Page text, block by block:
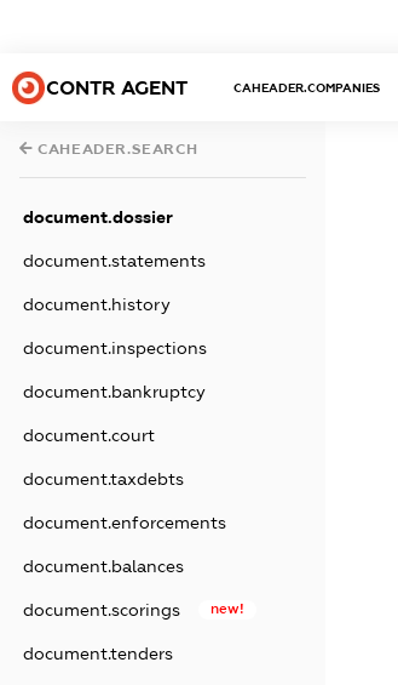
CONTR AGENT CAHEADER.COMPANIES
CAHEADER.SEARCH
document.dossier
document.statements
document.history
document.inspections
document.bankruptcy
document.court
document.taxdebts
document.enforcements
document.balances
document.scorings new!
document.tenders